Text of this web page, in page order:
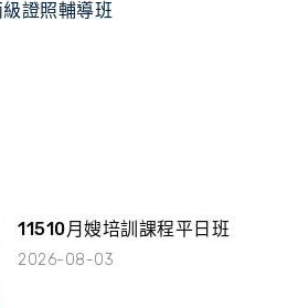
證照輔導班
11510月嫂培訓課程平日班
2026-08-03